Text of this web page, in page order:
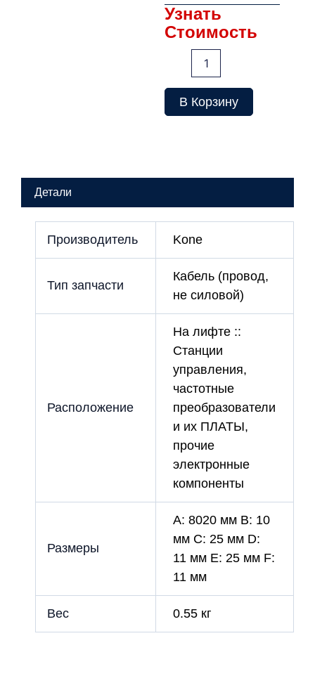
Узнать
Стоимость
кабель
(шлейф)
В Корзину
Детали
Производитель Kone
Тип запчасти
Кабель (провод,
не силовой)
Расположение
На лифте ::
Станции
управления,
частотные
преобразователи
и их ПЛАТЫ,
прочие
электронные
компоненты
Размеры
A: 8020 мм B: 10
мм C: 25 мм D:
11 мм E: 25 мм F:
11 мм
Вес 0.55 кг